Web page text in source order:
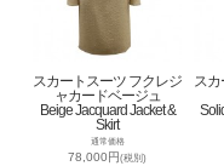
スカートスーツ フクレジ
ャカードベージュ
Beige Jacquard Jacket &
Skirt
通常価格
78,000円(税別)
スカ